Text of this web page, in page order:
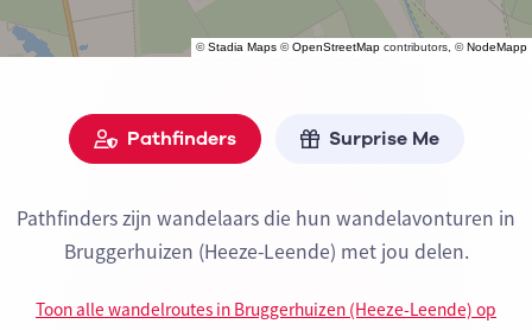
©Stadia Maps ©OpenStreetMap contributors, ©NodeMapp
Pathfinders Surprise Me
Pathfinders zijn wandelaars die hun wandelavonturen in
Bruggerhuizen (Heeze-Leende) met jou delen.
Toon alle wandelroutes in Bruggerhuizen (Heeze-Leende) op